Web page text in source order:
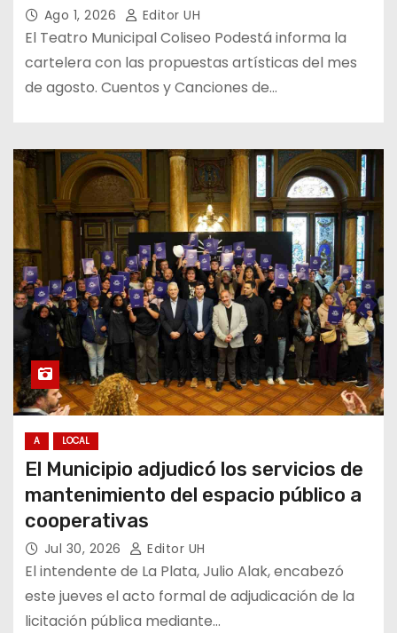
Ago 1, 2026 Editor UH
El Teatro Municipal Coliseo Podestá informa la
cartelera con las propuestas artísticas del mes
de agosto. Cuentos y Canciones de…
A LOCAL
El Municipio adjudicó los servicios de
mantenimiento del espacio público a
cooperativas
Jul 30, 2026 Editor UH
El intendente de La Plata, Julio Alak, encabezó
este jueves el acto formal de adjudicación de la
licitación pública mediante…